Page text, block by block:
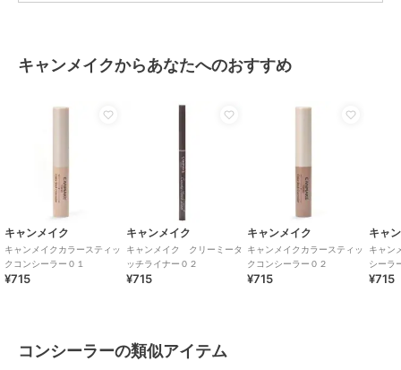
キャンメイクからあなたへのおすすめ
キャンメイク
キャンメイクカラースティッ
クコンシーラー０１
¥715
キャンメイク
キャンメイク クリーミータ
ッチライナー０２
¥715
キャンメイク
キャンメイクカラースティッ
クコンシーラー０２
¥715
キャ
キャン
シーラ
¥715
コンシーラーの類似アイテム